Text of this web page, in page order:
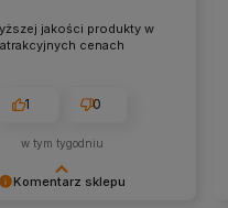
Komentarz sklepu
jakości produkty w
atrakcyjnych cenach
1 0
w tym tygodniu